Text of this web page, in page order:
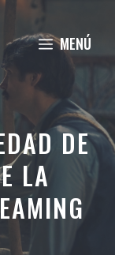
MENÚ
DE
LA